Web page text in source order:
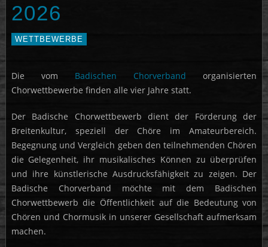
2026
WETTBEWERBE
Die vom Badischen Chorverband organisierten
Chorwettbewerbe finden alle vier Jahre statt.
Der Badische Chorwettbewerb dient der Förderung der
Breitenkultur, speziell der Chöre im Amateurbereich.
Begegnung und Vergleich geben den teilnehmenden Chören
die Gelegenheit, ihr musikalisches Können zu überprüfen
und ihre künstlerische Ausdrucksfähigkeit zu zeigen. Der
Badische Chorverband möchte mit dem Badischen
Chorwettbewerb die Öffentlichkeit auf die Bedeutung von
Chören und Chormusik in unserer Gesellschaft aufmerksam
machen.